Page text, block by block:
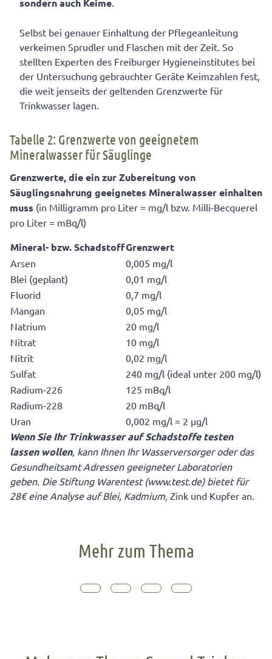
sondern auch Keime.
Selbst bei genauer Einhaltung der Pflegeanleitung
verkeimen Sprudler und Flaschen mit der Zeit. So
stellten Experten des Freiburger Hygieneinstitutes bei
der Untersuchung gebrauchter Geräte Keimzahlen fest,
die weit jenseits der geltenden Grenzwerte für
Trinkwasser lagen.
Tabelle 2: Grenzwerte von geeignetem
Mineralwasser für Säuglinge
Grenzwerte, die ein zur Zubereitung von
Säuglingsnahrung geeignetes Mineralwasser einhalten
muss (in Milligramm pro Liter = mg/l bzw. Milli-Becquerel
pro Liter = mBq/l)
Mineral- bzw. SchadstoffGrenzwert
Arsen
0,005 mg/l
Blei (geplant)
0,01 mg/l
Fluorid
0,7 mg/l
Mangan
0,05 mg/l
Natrium
20 mg/l
Nitrat
10 mg/l
Nitrit
0,02 mg/l
Sulfat
240 mg/l (ideal unter 200 mg/l)
Radium-226
125 mBq/l
Radium-228
20 mBq/l
Uran
0,002 mg/l = 2 µg/l
Wenn Sie Ihr Trinkwasser auf Schadstoffe testen
lassen wollen, kann Ihnen Ihr Wasserversorger oder das
Gesundheitsamt Adressen geeigneter Laboratorien
geben. Die Stiftung Warentest (www.test.de) bietet für
28€ eine Analyse auf Blei, Kadmium, Zink und Kupfer an.
Mehr zum Thema